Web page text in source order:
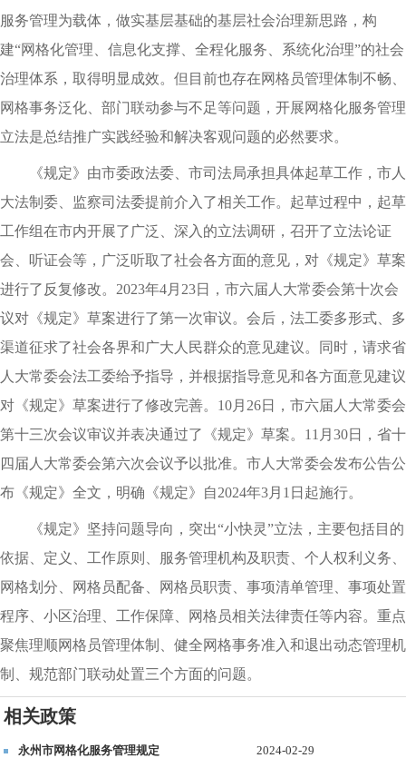
服务管理为载体，做实基层基础的基层社会治理新思路，构
建“网格化管理、信息化支撑、全程化服务、系统化治理”的社会
治理体系，取得明显成效。但目前也存在网格员管理体制不畅、
网格事务泛化、部门联动参与不足等问题，开展网格化服务管理
立法是总结推广实践经验和解决客观问题的必然要求。
《规定》由市委政法委、市司法局承担具体起草工作，市人
大法制委、监察司法委提前介入了相关工作。起草过程中，起草
工作组在市内开展了广泛、深入的立法调研，召开了立法论证
会、听证会等，广泛听取了社会各方面的意见，对《规定》草案
进行了反复修改。2023年4月23日，市六届人大常委会第十次会
议对《规定》草案进行了第一次审议。会后，法工委多形式、多
渠道征求了社会各界和广大人民群众的意见建议。同时，请求省
人大常委会法工委给予指导，并根据指导意见和各方面意见建议
对《规定》草案进行了修改完善。10月26日，市六届人大常委会
第十三次会议审议并表决通过了《规定》草案。11月30日，省十
四届人大常委会第六次会议予以批准。市人大常委会发布公告公
布《规定》全文，明确《规定》自2024年3月1日起施行。
《规定》坚持问题导向，突出“小快灵”立法，主要包括目的
依据、定义、工作原则、服务管理机构及职责、个人权利义务、
网格划分、网格员配备、网格员职责、事项清单管理、事项处置
程序、小区治理、工作保障、网格员相关法律责任等内容。重点
聚焦理顺网格员管理体制、健全网格事务准入和退出动态管理机
制、规范部门联动处置三个方面的问题。
相关政策
永州市网格化服务管理规定 2024-02-29